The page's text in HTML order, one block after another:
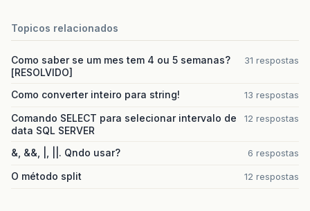
Topicos relacionados
Como saber se um mes tem 4 ou 5 semanas?
[RESOLVIDO]
31 respostas
Como converter inteiro para string! 13 respostas
Comando SELECT para selecionar intervalo de
data SQL SERVER
12 respostas
&, &&, |, ||. Qndo usar? 6 respostas
O método split 12 respostas